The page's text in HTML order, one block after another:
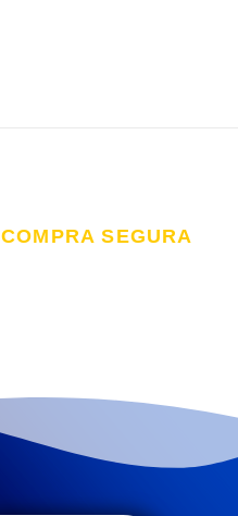
COMPRA SEGURA